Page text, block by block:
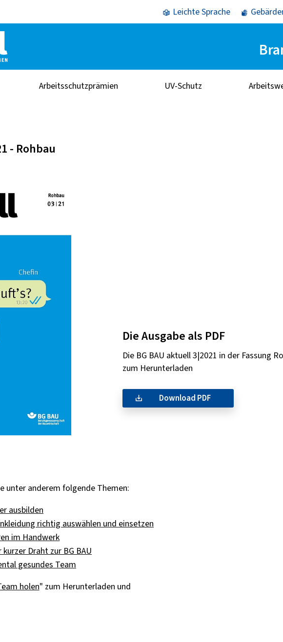
Leichte Sprache
Arbeitsschutzprämien UV-Schutz
- Rohbau
Die Ausgabe als PDF
Die BG BAU aktuell 3|2021 in der Fassung
zum Herunterladen
Download PDF
unter anderem folgende Themen:
ausbilden
richtig auswählen und einsetzen
im Handwerk
Draht zur BG BAU
gesundes Team
holen" zum Herunterladen und